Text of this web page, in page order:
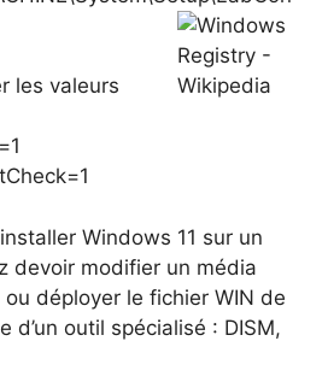
les valeurs
Windows 11 sur un
devoir modifier un média
ou déployer le fichier WIN de
d’un outil spécialisé : DISM,